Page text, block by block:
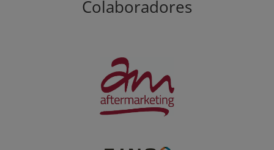
Colaboradores